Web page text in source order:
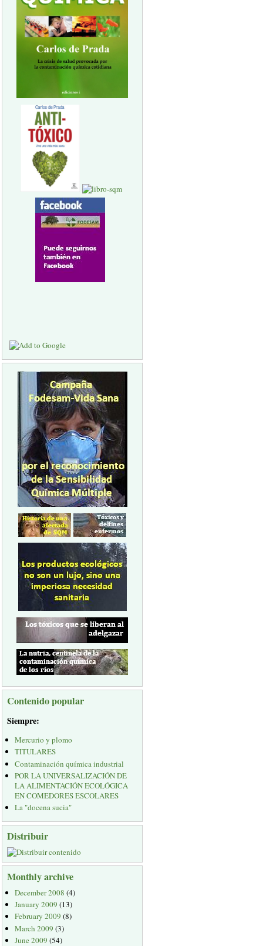
Contenido popular
Siempre:
Mercurio y plomo
TITULARES
Contaminación química industrial
POR LA UNIVERSALIZACIÓN DE
LA ALIMENTACIÓN ECOLÓGICA
EN COMEDORES ESCOLARES
La "docena sucia"
Distribuir
Monthly archive
December 2008 (4)
January 2009 (13)
February 2009 (8)
March 2009 (3)
June 2009 (54)